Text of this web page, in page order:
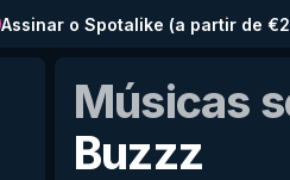
Assinar o Spotalike (a partir de
Músicas
Buzzz